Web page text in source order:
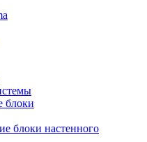
блоки
блоки настенного